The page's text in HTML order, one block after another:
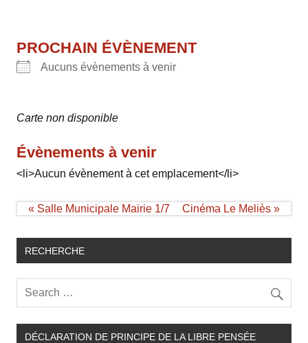
PROCHAIN ÉVÈNEMENT
Aucuns évènements à venir
Carte non disponible
Évènements à venir
<li>Aucun évènement à cet emplacement</li>
Navigation
de
« Salle Municipale Mairie 1/7 Cinéma Le Meliès »
RECHERCHE
DÉCLARATION DE PRINCIPE DE LA LIBRE PENSÉE